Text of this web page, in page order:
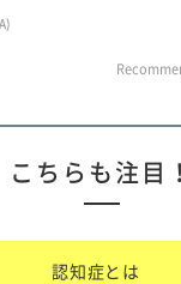
こちらも注目！
認知症とは